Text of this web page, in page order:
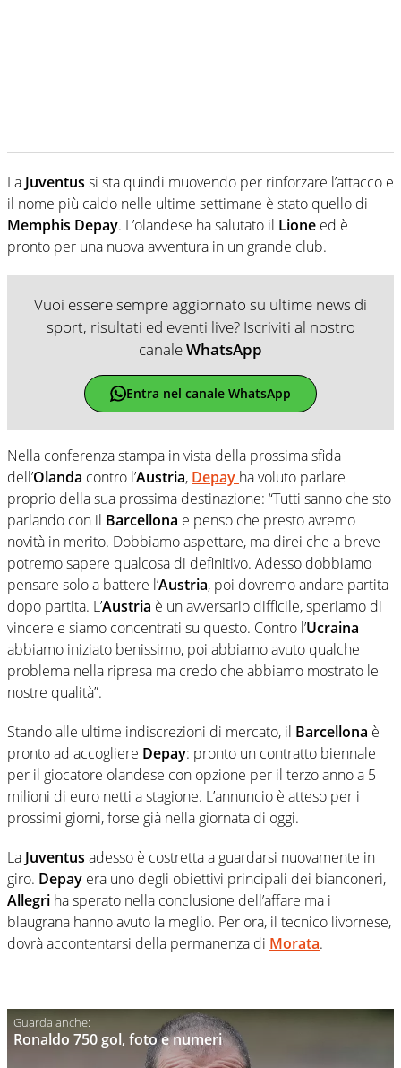
La Juventus si sta quindi muovendo per rinforzare l’attacco e
il nome più caldo nelle ultime settimane è stato quello di
Memphis Depay. L’olandese ha salutato il Lione ed è
pronto per una nuova avventura in un grande club.
Vuoi essere sempre aggiornato su ultime news di
sport, risultati ed eventi live? Iscriviti al nostro
canaleWhatsApp
Entra nel canale WhatsApp
Nella conferenza stampa in vista della prossima sfida
dell’Olanda contro l’Austria, Depay ha voluto parlare
proprio della sua prossima destinazione: “Tutti sanno che sto
parlando con il Barcellona e penso che presto avremo
novità in merito. Dobbiamo aspettare, ma direi che a breve
potremo sapere qualcosa di definitivo. Adesso dobbiamo
pensare solo a battere l’Austria, poi dovremo andare partita
dopo partita. L’Austria è un avversario difficile, speriamo di
vincere e siamo concentrati su questo. Contro l’Ucraina
abbiamo iniziato benissimo, poi abbiamo avuto qualche
problema nella ripresa ma credo che abbiamo mostrato le
nostre qualità”.
Stando alle ultime indiscrezioni di mercato, il Barcellona è
pronto ad accogliere Depay: pronto un contratto biennale
per il giocatore olandese con opzione per il terzo anno a 5
milioni di euro netti a stagione. L’annuncio è atteso per i
prossimi giorni, forse già nella giornata di oggi.
La Juventus adesso è costretta a guardarsi nuovamente in
giro. Depay era uno degli obiettivi principali dei bianconeri,
Allegri ha sperato nella conclusione dell’affare ma i
blaugrana hanno avuto la meglio. Per ora, il tecnico livornese,
dovrà accontentarsi della permanenza di Morata.
Ronaldo 750 gol, foto e numeri